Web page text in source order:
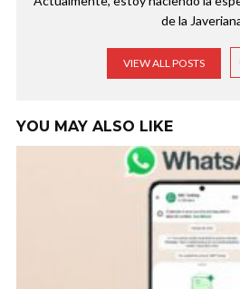
de la
VIEW ALL POSTS
YOU MAY ALSO LIKE